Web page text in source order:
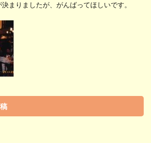
まりましたが、がんばってほしいです。